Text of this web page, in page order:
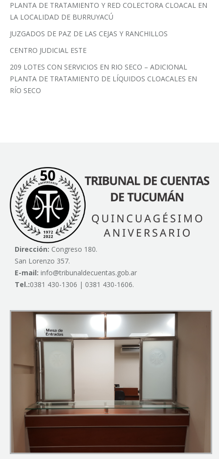
PLANTA DE TRATAMIENTO Y RED COLECTORA CLOACAL EN
LA LOCALIDAD DE BURRUYACÚ
JUZGADOS DE PAZ DE LAS CEJAS Y RANCHILLOS
CENTRO JUDICIAL ESTE
209 LOTES CON SERVICIOS EN RIO SECO – ADICIONAL
PLANTA DE TRATAMIENTO DE LÍQUIDOS CLOACALES EN
RÍO SECO
Dirección: Congreso 180.
San Lorenzo 357.
E-mail: info@tribunaldecuentas.gob.ar
Tel.:0381 430-1306 | 0381 430-1606.